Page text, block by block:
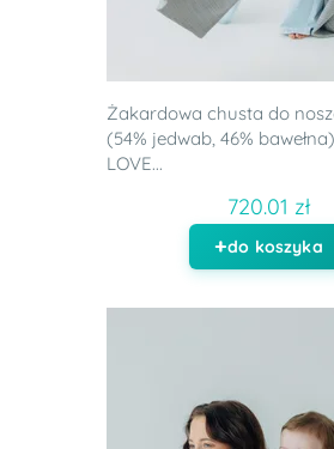
Żakardowa chusta do
(54% jedwab, 46%
LOVE...
720.01 zł
do koszyka